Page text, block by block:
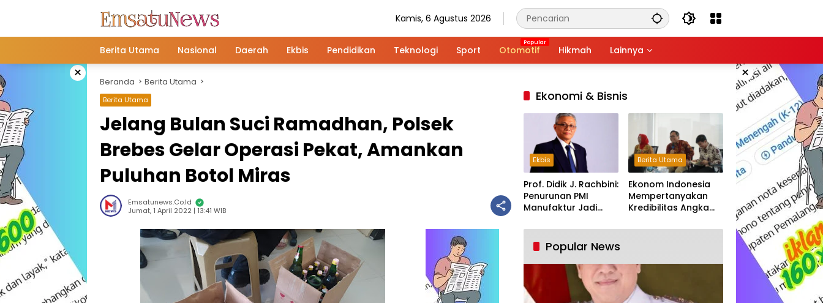
Kamis, 6 Agustus 2026
Berita Utama Nasional Daerah Ekbis Pendidikan Teknologi Sport Otomotif Hikmah Lainnya
× ×
Beranda Berita Utama
Berita Utama
Jelang Bulan Suci Ramadhan, Polsek
Brebes Gelar Operasi Pekat, Amankan
Puluhan Botol Miras
Emsatunews.co.id
Jumat, 1 April 2022 | 13:41 WIB
Ekonomi & Bisnis
Ekbis
Prof. Didik J. Rachbini:
Penurunan PMI
Manufaktur Jadi
Industri Nasional
Berita Utama
Ekonom Indonesia
Mempertanyakan
Kredibilitas Angka
Tumbuh Tapi Rapuh
Popular News